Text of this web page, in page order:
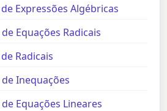
Expressões Algébricas
Equações Radicais
Radicais
Inequações
Equações Lineares